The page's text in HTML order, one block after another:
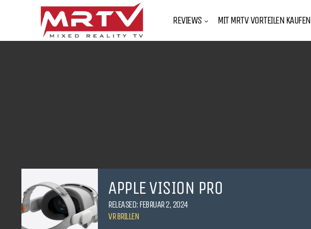
REVIEWS MIT MRTV VORTEILEN KAUFEN
APPLE VISION PRO
RELEASED: FEBRUAR 2, 2024
VR BRILLEN